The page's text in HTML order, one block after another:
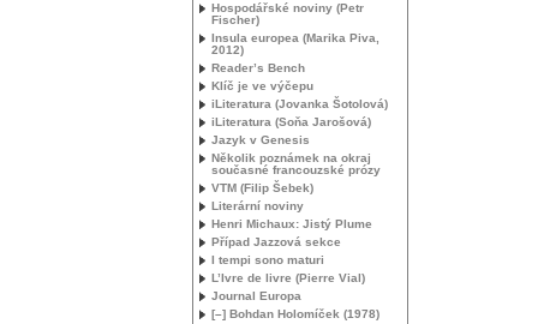
Hospodářské noviny (Petr
Fischer)
Insula europea (Marika Piva,
2012)
Reader’s Bench
Klíč je ve výčepu
iLiteratura (Jovanka Šotolová)
iLiteratura (Soňa Jarošová)
Jazyk v Genesis
Několik poznámek na okraj
současné francouzské prózy
VTM (Filip Šebek)
Literární noviny
Henri Michaux: Jistý Plume
Případ Jazzová sekce
I tempi sono maturi
L’Ivre de livre (Pierre Vial)
Journal Europa
[–] Bohdan Holomíček (1978)